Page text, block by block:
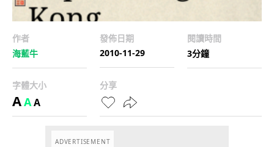
作者
海藍牛
發佈日期
2010-11-29
閱讀時間
3分鐘
字體大小
AAA
分享
ADVERTISEMENT